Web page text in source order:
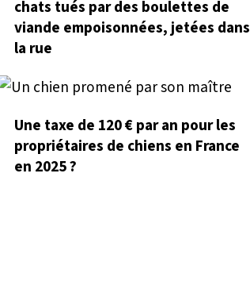
chats tués par des boulettes de
viande empoisonnées, jetées dans
la rue
Une taxe de 120 € par an pour les
propriétaires de chiens en France
en 2025 ?